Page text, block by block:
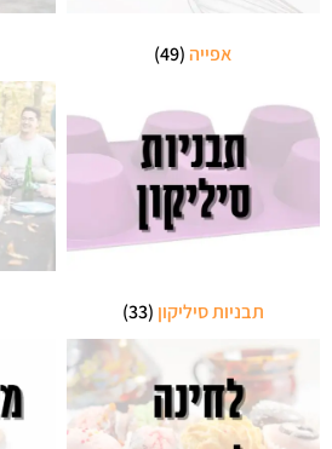
אפייה(49)
תבניות סיליקון (33)